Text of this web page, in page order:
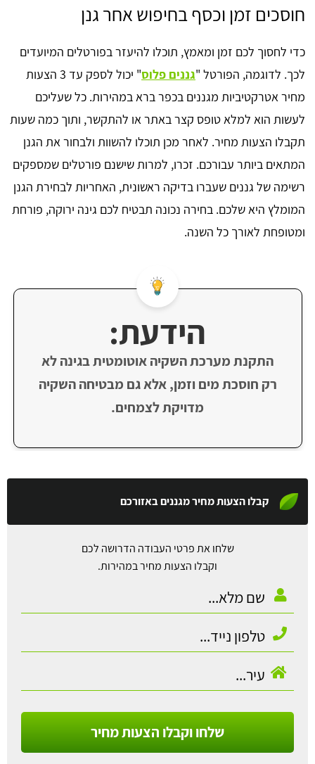
חוסכים זמן וכסף בחיפוש אחר גנן
כדי לחסוך לכם זמן ומאמץ, תוכלו להיעזר בפורטלים המיועדים
לכך. לדוגמה, הפורטל "גננים פלוס
" יכול לספק עד 3 הצעות
מחיר אטרקטיביות מגננים בכפר ברא במהירות. כל שעליכם
לעשות הוא למלא טופס קצר באתר או להתקשר, ותוך כמה שעות
תקבלו הצעות מחיר. לאחר מכן תוכלו להשוות ולבחור את הגנן
המתאים ביותר עבורכם. זכרו, למרות שישנם פורטלים שמספקים
רשימה של גננים שעברו בדיקה ראשונית, האחריות לבחירת הגנן
המומלץ היא שלכם. בחירה נכונה תבטיח לכם גינה ירוקה, פורחת
ומטופחת לאורך כל השנה.
הידעת:
התקנת מערכת השקיה אוטומטית בגינה לא
רק חוסכת מים וזמן, אלא גם מבטיחה השקיה
מדויקת לצמחים.
קבלו הצעות מחיר מגננים באזורכם
שלחו את פרטי העבודה הדרושה לכם
וקבלו הצעות מחיר במהירות.
שלחו וקבלו הצעות מחיר